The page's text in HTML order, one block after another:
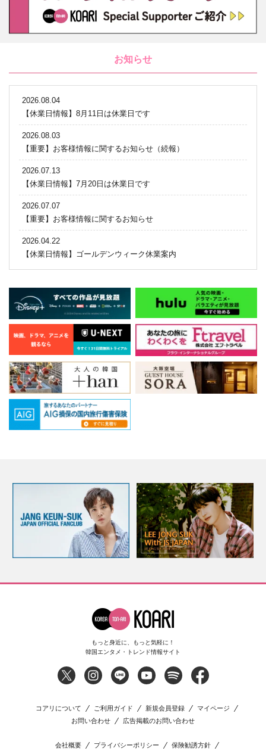
お知らせ
2026.08.04
【休業日情報】8月11日は休業日です
2026.08.03
【重要】お客様情報に関するお知らせ（続報）
2026.07.13
【休業日情報】7月20日は休業日です
2026.07.07
【重要】お客様情報に関するお知らせ
2026.04.22
【休業日情報】ゴールデンウィーク休業案内
もっと身近に、もっと気軽に！
韓国エンタメ・トレンド情報サイト
コアリについて ご利用ガイド 新規会員登録
マイページ
お問い合わせ
広告掲載のお問い合わせ
会社概要 プライバシーポリシー
保険勧誘方針